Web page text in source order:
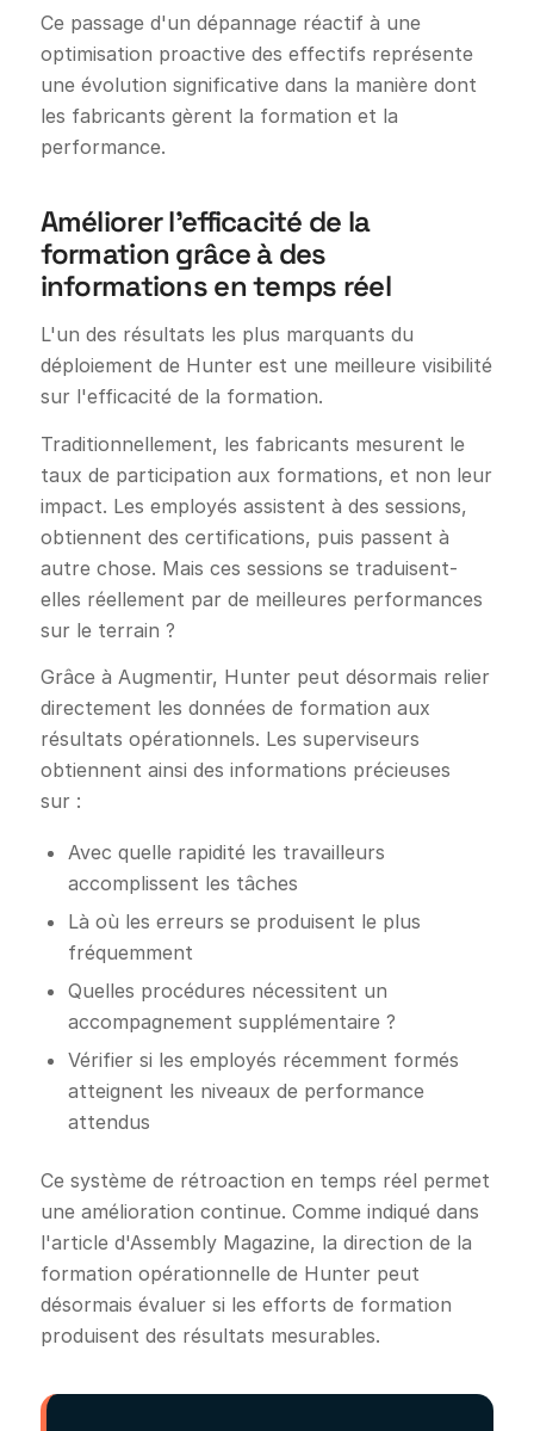
Ce passage d'un dépannage réactif à une
optimisation proactive des effectifs représente
une évolution significative dans la manière dont
les fabricants gèrent la formation et la
performance.
Améliorer l'efficacité de la
formation grâce à des
informations en temps réel
L'un des résultats les plus marquants du
déploiement de Hunter est une meilleure visibilité
sur l'efficacité de la formation.
Traditionnellement, les fabricants mesurent le
taux de participation aux formations, et non leur
impact. Les employés assistent à des sessions,
obtiennent des certifications, puis passent à
autre chose. Mais ces sessions se traduisent-
elles réellement par de meilleures performances
sur le terrain ?
Grâce à Augmentir, Hunter peut désormais relier
directement les données de formation aux
résultats opérationnels. Les superviseurs
obtiennent ainsi des informations précieuses
sur :
Avec quelle rapidité les travailleurs
accomplissent les tâches
Là où les erreurs se produisent le plus
fréquemment
Quelles procédures nécessitent un
accompagnement supplémentaire ?
Vérifier si les employés récemment formés
atteignent les niveaux de performance
attendus
Ce système de rétroaction en temps réel permet
une amélioration continue. Comme indiqué dans
l'article d'Assembly Magazine, la direction de la
formation opérationnelle de Hunter peut
désormais évaluer si les efforts de formation
produisent des résultats mesurables.